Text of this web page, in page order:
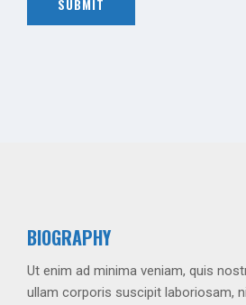
BIOGRAPHY
Ut enim ad minima veniam, quis
ullam corporis suscipit laboriosam,